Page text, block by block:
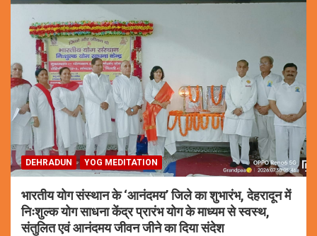
DEHRADUN YOG MEDITATION
भारतीय योग संस्थान के ‘आनंदमय’ जिले का शुभारंभ, देहरादून में
निःशुल्क योग साधना केंद्र प्रारंभ योग के माध्यम से स्वस्थ,
संतुलित एवं आनंदमय जीवन जीने का दिया संदेश